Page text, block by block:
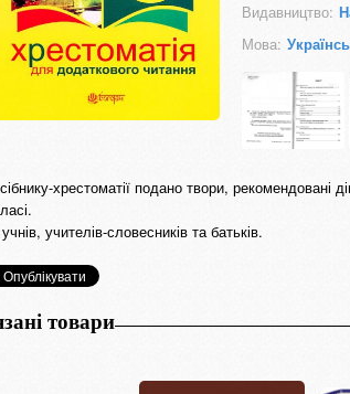
Видавництво:
Мова:
хрестоматії подано твори, рекомендовані
учителів-словесників та батьків.
товари